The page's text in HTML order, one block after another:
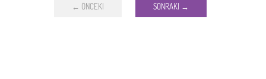
← ÖNCEKI SONRAKI →